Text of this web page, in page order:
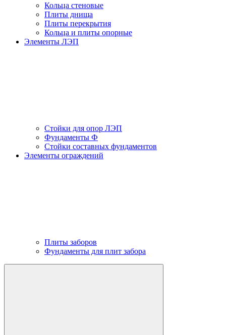
Кольца стеновые
Плиты днища
Плиты перекрытия
Кольца и плиты опорные
Элементы ЛЭП
Стойки для опор ЛЭП
Фундаменты Ф
Стойки составных фундаментов
Элементы ограждений
Плиты заборов
Фундаменты для плит забора